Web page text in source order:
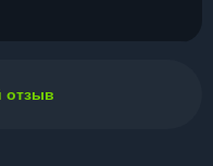
отзыв